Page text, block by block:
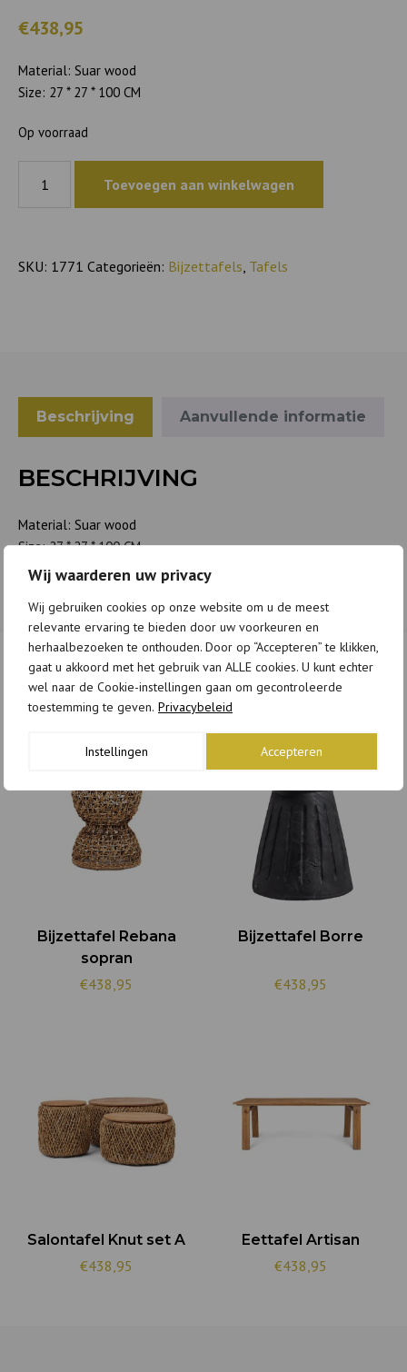
Wij waarderen uw privacy
Wij gebruiken cookies op onze website om u de meest
relevante ervaring te bieden door uw voorkeuren en
herhaalbezoeken te onthouden. Door op “Accepteren” te klikken,
gaat u akkoord met het gebruik van ALLE cookies. U kunt echter
wel naar de Cookie-instellingen gaan om gecontroleerde
toestemming te geven. Privacybeleid
Instellingen Accepteren
€438,95
Material: Suar wood
Size: 27 * 27 * 100 CM
Op voorraad
Pedestal
Toevoegen aan winkelwagen
SKU: 1771 Categorieën: Bijzettafels, Tafels
Beschrijving Aanvullende informatie
BESCHRIJVING
Material: Suar wood
Size: 27 * 27 * 100 CM
GERELATEERDE PRODUCTEN
Bijzettafel Rebana
sopran
€438,95
Bijzettafel Borre
€438,95
Salontafel Knut set A
€438,95
Eettafel Artisan
€438,95